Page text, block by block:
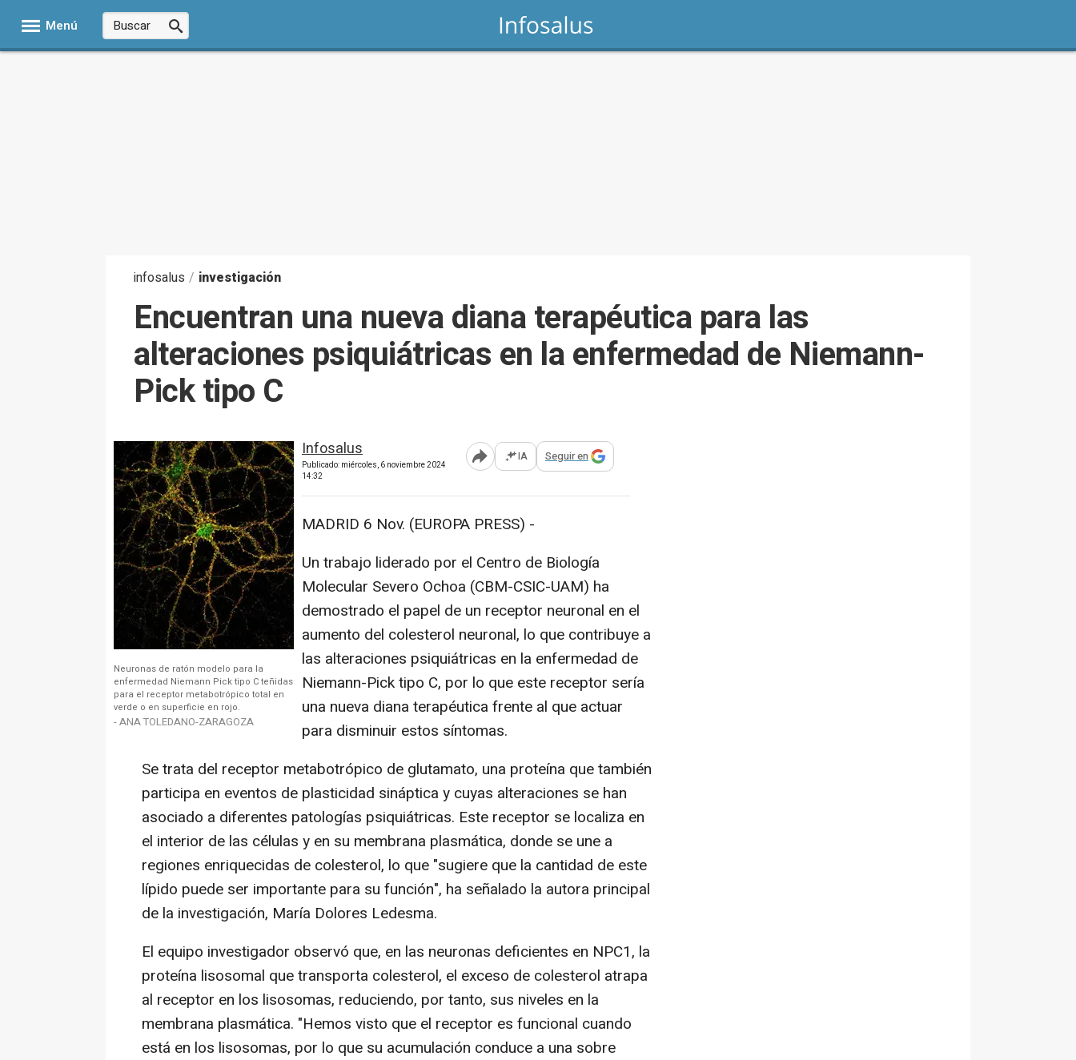
Menú
infosalus / investigación
Encuentran una nueva diana terapéutica para las
alteraciones psiquiátricas en la enfermedad de Niemann-
Pick tipo C
Neuronas de ratón modelo para la
enfermedad Niemann Pick tipo C teñidas
para el receptor metabotrópico total en
verde o en superficie en rojo.
- ANA TOLEDANO-ZARAGOZA
Infosalus
Publicado: miércoles, 6 noviembre 2024
14:32
Abrir opciones para compartir
IA Seguir en
MADRID 6 Nov. (EUROPA PRESS) -
Un trabajo liderado por el Centro de Biología
Molecular Severo Ochoa (CBM-CSIC-UAM) ha
demostrado el papel de un receptor neuronal en el
aumento del colesterol neuronal, lo que contribuye a
las alteraciones psiquiátricas en la enfermedad de
Niemann-Pick tipo C, por lo que este receptor sería
una nueva diana terapéutica frente al que actuar
para disminuir estos síntomas.
Se trata del receptor metabotrópico de glutamato, una proteína que también
participa en eventos de plasticidad sináptica y cuyas alteraciones se han
asociado a diferentes patologías psiquiátricas. Este receptor se localiza en
el interior de las células y en su membrana plasmática, donde se une a
regiones enriquecidas de colesterol, lo que "sugiere que la cantidad de este
lípido puede ser importante para su función", ha señalado la autora principal
de la investigación, María Dolores Ledesma.
El equipo investigador observó que, en las neuronas deficientes en NPC1, la
proteína lisosomal que transporta colesterol, el exceso de colesterol atrapa
al receptor en los lisosomas, reduciendo, por tanto, sus niveles en la
membrana plasmática. "Hemos visto que el receptor es funcional cuando
está en los lisosomas, por lo que su acumulación conduce a una sobre